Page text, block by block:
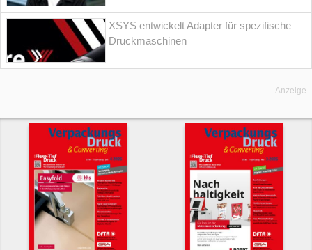
XSYS entwickelt Adapter für spezifische
Druckmaschinen
Anzeige